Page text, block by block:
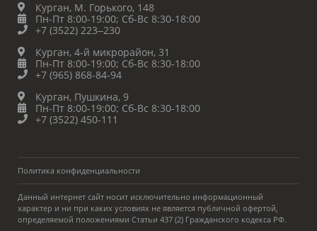
Курган, М. Горького, 148
Пн-Пт 8:00-19:00; Сб-Вс 8:30-18:00
+7 (3522) 223‒230
Курган, 4-й микрорайон, 31
Пн-Пт 8:00-19:00; Сб-Вс 8:30-18:00
+7 (965) 868-84-94
Курган, Пушкина, 9
Пн-Пт 8:00-19:00; Сб-Вс 8:30-18:00
+7 (3522) 450-111
Политика конфиденциальности
Данный интернет сайт носит исключительно информационный
характер и ни при каких условиях не является публичной офертой,
определяемой положениями Статьи 437 (2) Гражданского кодекса РФ.